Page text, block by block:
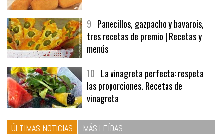
9 Panecillos, gazpacho y bavarois,
tres recetas de premio | Recetas y
menús
10 La vinagreta perfecta: respeta
las proporciones. Recetas de
vinagreta
ÚLTIMAS NOTICIAS MÁS LEÍDAS